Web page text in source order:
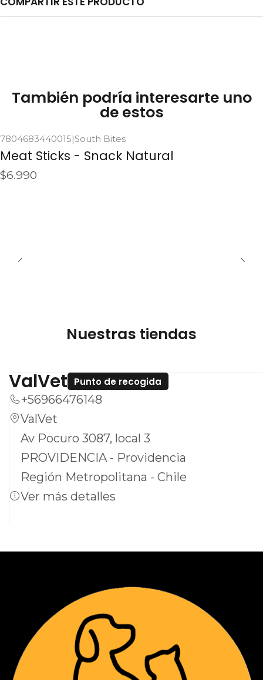
También podría interesarte uno
de estos
Agotado
7804683440015|South Bites
Meat Sticks - Snack Natural
$6.990
Nuestras tiendas
ValVet Punto de recogida
+56966476148
ValVet
Av Pocuro 3087, local 3
PROVIDENCIA - Providencia
Región Metropolitana - Chile
Ver más detalles